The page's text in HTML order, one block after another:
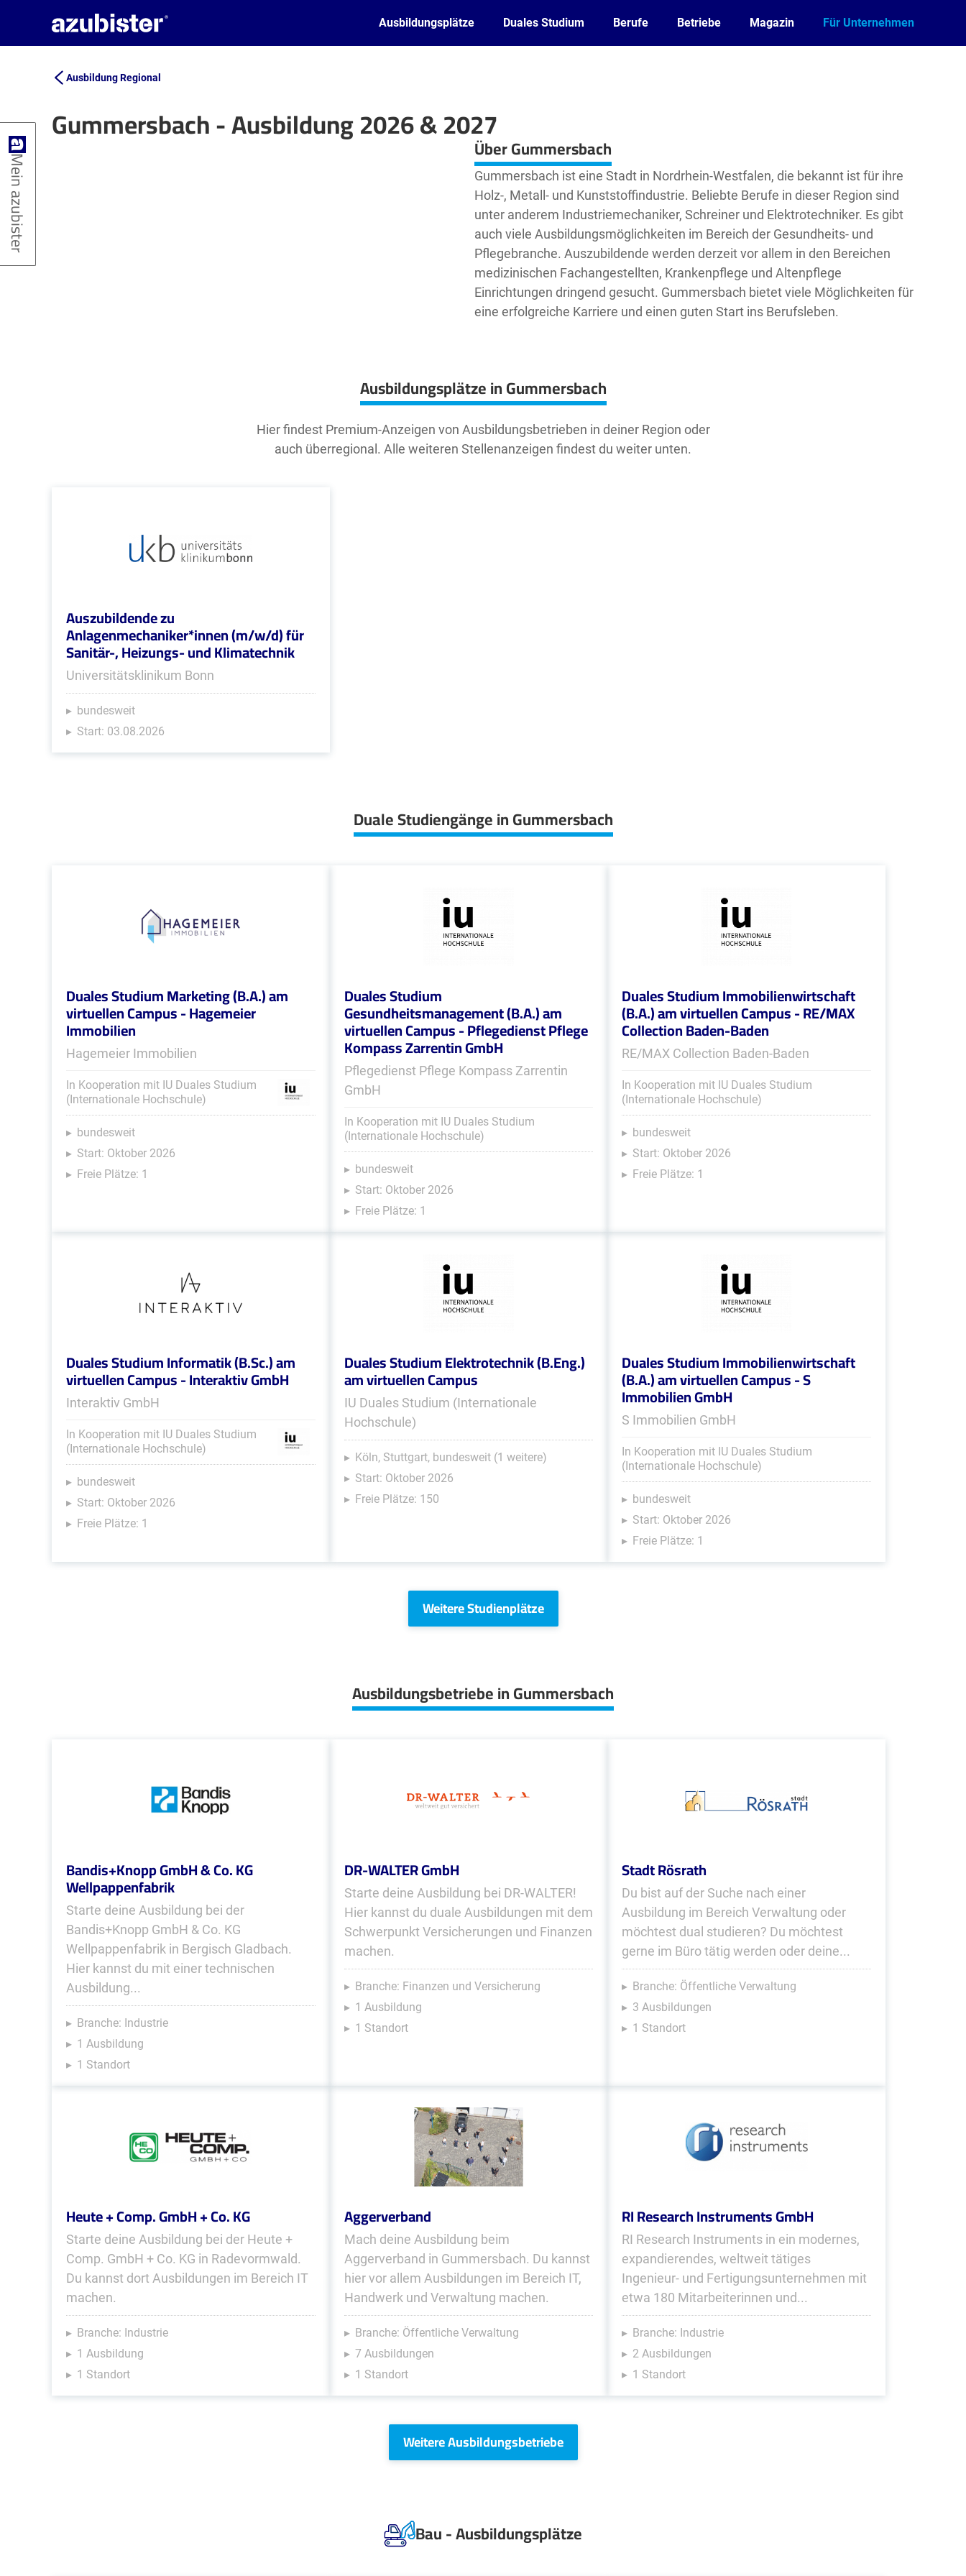
Ausbildungsplätze Duales Studium Berufe Betriebe Magazin Für Unternehmen
Ausbildung Regional
Gummersbach - Ausbildung 2026 & 2027
Leaflet| ©OpenStreetMap2contributors Über Gummersbach
Gummersbach ist eine Stadt in Nordrhein-Westfalen, die bekannt ist für ihre
Holz-, Metall- und Kunststoffindustrie. Beliebte Berufe in dieser Region sind
unter anderem Industriemechaniker, Schreiner und Elektrotechniker. Es gibt
auch viele Ausbildungsmöglichkeiten im Bereich der Gesundheits- und
Pflegebranche. Auszubildende werden derzeit vor allem in den Bereichen
medizinischen Fachangestellten, Krankenpflege und Altenpflege
Einrichtungen dringend gesucht. Gummersbach bietet viele Möglichkeiten für
eine erfolgreiche Karriere und einen guten Start ins Berufsleben.
Ausbildungsplätze in Gummersbach
Hier findest Premium-Anzeigen von Ausbildungsbetrieben in deiner Region oder
auch überregional. Alle weiteren Stellenanzeigen findest du weiter unten.
Auszubildende zu
Anlagenmechaniker*innen (m/w/d) für
Sanitär-, Heizungs- und Klimatechnik
Universitätsklinikum Bonn
bundesweit
Start: 03.08.2026
Duale Studiengänge in Gummersbach
Duales Studium Marketing (B.A.) am
virtuellen Campus - Hagemeier
Immobilien
Hagemeier Immobilien
In Kooperation mit IU Duales Studium
(Internationale Hochschule)
bundesweit
Start: Oktober 2026
Freie Plätze: 1
Duales Studium
Gesundheitsmanagement (B.A.) am
virtuellen Campus - Pflegedienst Pflege
Kompass Zarrentin GmbH
Pflegedienst Pflege Kompass Zarrentin
GmbH
In Kooperation mit IU Duales Studium
(Internationale Hochschule)
bundesweit
Start: Oktober 2026
Freie Plätze: 1
Duales Studium Immobilienwirtschaft
(B.A.) am virtuellen Campus - RE/MAX
Collection Baden-Baden
RE/MAX Collection Baden-Baden
In Kooperation mit IU Duales Studium
(Internationale Hochschule)
bundesweit
Start: Oktober 2026
Freie Plätze: 1
Duales Studium Informatik (B.Sc.) am
virtuellen Campus - Interaktiv GmbH
Interaktiv GmbH
In Kooperation mit IU Duales Studium
(Internationale Hochschule)
bundesweit
Start: Oktober 2026
Freie Plätze: 1
Duales Studium Elektrotechnik (B.Eng.)
am virtuellen Campus
IU Duales Studium (Internationale
Hochschule)
Köln, Stuttgart, bundesweit (1 weitere)
Start: Oktober 2026
Freie Plätze: 150
Duales Studium Immobilienwirtschaft
(B.A.) am virtuellen Campus - S
Immobilien GmbH
S Immobilien GmbH
In Kooperation mit IU Duales Studium
(Internationale Hochschule)
bundesweit
Start: Oktober 2026
Freie Plätze: 1
Weitere Studienplätze
Ausbildungsbetriebe in Gummersbach
Bandis+Knopp GmbH & Co. KG
Wellpappenfabrik
Starte deine Ausbildung bei der
Bandis+Knopp GmbH & Co. KG
Wellpappenfabrik in Bergisch Gladbach.
Hier kannst du mit einer technischen
Ausbildung...
Branche: Industrie
1 Ausbildung
1 Standort
DR-WALTER GmbH
Starte deine Ausbildung bei DR-WALTER!
Hier kannst du duale Ausbildungen mit dem
Schwerpunkt Versicherungen und Finanzen
machen.
Branche: Finanzen und Versicherung
1 Ausbildung
1 Standort
Stadt Rösrath
Du bist auf der Suche nach einer
Ausbildung im Bereich Verwaltung oder
möchtest dual studieren? Du möchtest
gerne im Büro tätig werden oder deine...
Branche: Öffentliche Verwaltung
3 Ausbildungen
1 Standort
Heute + Comp. GmbH + Co. KG
Starte deine Ausbildung bei der Heute +
Comp. GmbH + Co. KG in Radevormwald.
Du kannst dort Ausbildungen im Bereich IT
machen.
Branche: Industrie
1 Ausbildung
1 Standort
Aggerverband
Mach deine Ausbildung beim
Aggerverband in Gummersbach. Du kannst
hier vor allem Ausbildungen im Bereich IT,
Handwerk und Verwaltung machen.
Branche: Öffentliche Verwaltung
7 Ausbildungen
1 Standort
RI Research Instruments GmbH
RI Research Instruments in ein modernes,
expandierendes, weltweit tätiges
Ingenieur- und Fertigungsunternehmen mit
etwa 180 Mitarbeiterinnen und...
Branche: Industrie
2 Ausbildungen
1 Standort
Weitere Ausbildungsbetriebe
Bau - Ausbildungsplätze
Mein azubister